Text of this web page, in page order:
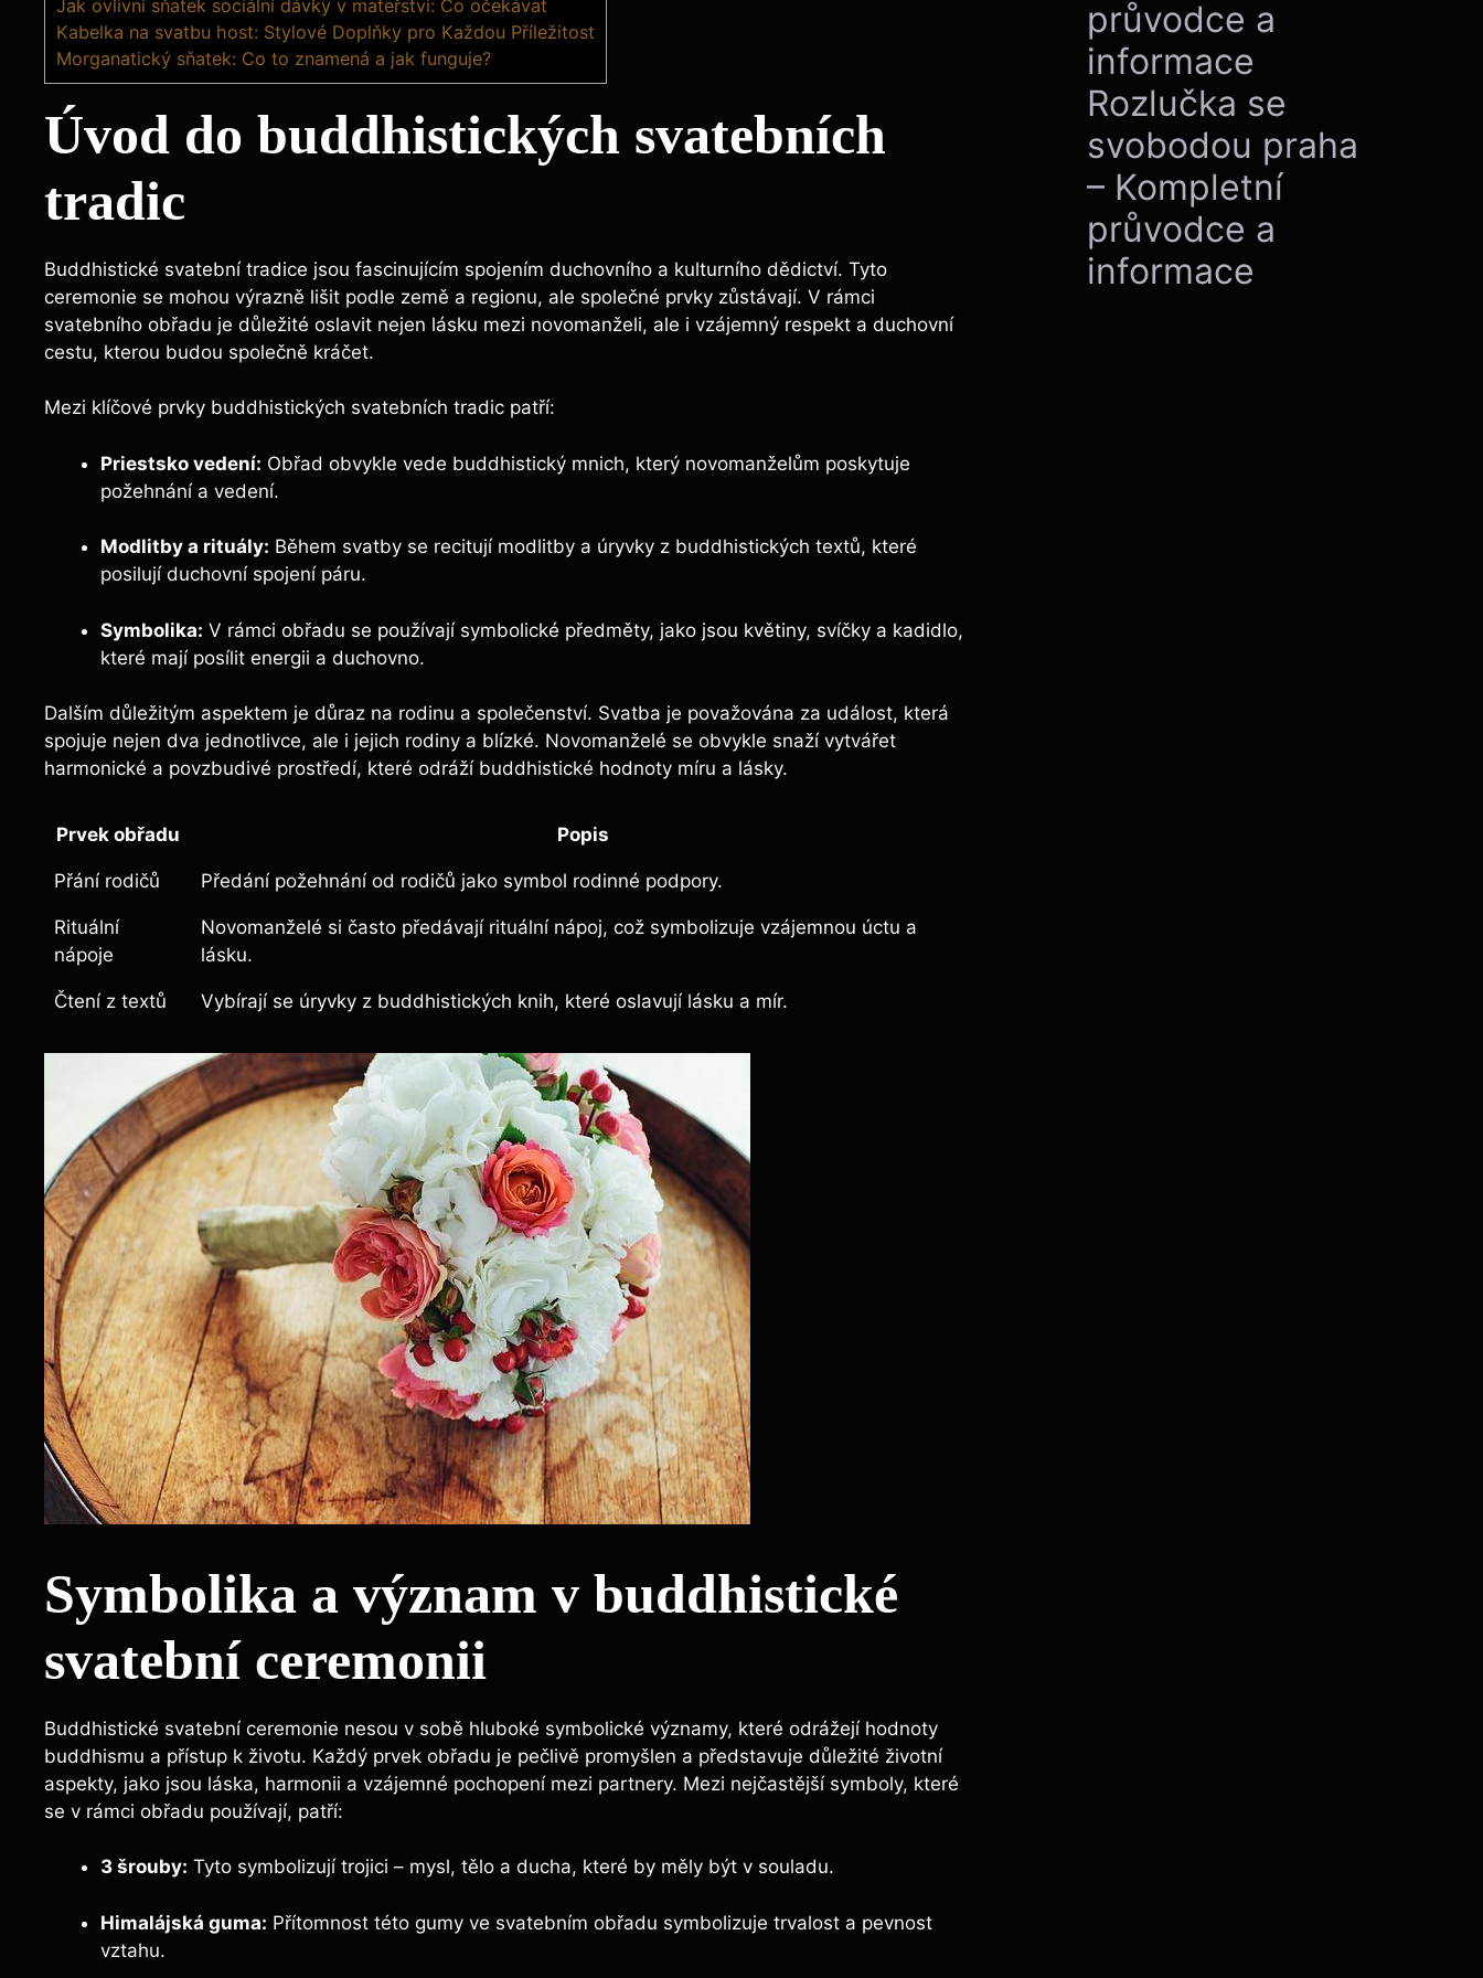
Jak ovlivní sňatek sociální dávky v mateřství: Co očekávat
Kabelka na svatbu host: Stylové Doplňky pro Každou Příležitost
Morganatický sňatek: Co to znamená a jak funguje?
Úvod do buddhistických svatebních
tradic
Buddhistické svatební tradice jsou fascinujícím spojením duchovního a kulturního dědictví. Tyto
ceremonie se mohou výrazně lišit podle země a regionu, ale společné prvky zůstávají. V rámci
svatebního obřadu je důležité oslavit nejen lásku mezi novomanželi, ale i vzájemný respekt a duchovní
cestu, kterou budou společně kráčet.
Mezi klíčové prvky buddhistických svatebních tradic patří:
Priestsko vedení: Obřad obvykle vede buddhistický mnich, který novomanželům poskytuje
požehnání a vedení.
Modlitby a rituály: Během svatby se recitují modlitby a úryvky z buddhistických textů, které
posilují duchovní spojení páru.
Symbolika: V rámci obřadu se používají symbolické předměty, jako jsou květiny, svíčky a kadidlo,
které mají posílit energii a duchovno.
Dalším důležitým aspektem je důraz na rodinu a společenství. Svatba je považována za událost, která
spojuje nejen dva jednotlivce, ale i jejich rodiny a blízké. Novomanželé se obvykle snaží vytvářet
harmonické a povzbudivé prostředí, které odráží buddhistické hodnoty míru a lásky.
Prvek obřadu Popis
Přání rodičů Předání požehnání od rodičů jako symbol rodinné podpory.
Rituální
nápoje
Novomanželé si často předávají rituální nápoj, což symbolizuje vzájemnou úctu a
lásku.
Čtení z textů Vybírají se úryvky z buddhistických knih, které oslavují lásku a mír.
Symbolika a význam v buddhistické
svatební ceremonii
Buddhistické svatební ceremonie nesou v sobě hluboké symbolické významy, které odrážejí hodnoty
buddhismu a přístup k životu. Každý prvek obřadu je pečlivě promyšlen a představuje důležité životní
aspekty, jako jsou láska, harmonii a vzájemné pochopení mezi partnery. Mezi nejčastější symboly, které
se v rámci obřadu používají, patří:
3 šrouby: Tyto symbolizují trojici – mysl, tělo a ducha, které by měly být v souladu.
Himalájská guma: Přítomnost této gumy ve svatebním obřadu symbolizuje trvalost a pevnost
vztahu.
průvodce a
informace
Rozlučka se
svobodou praha
– Kompletní
průvodce a
informace